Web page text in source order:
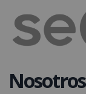
Nosotros